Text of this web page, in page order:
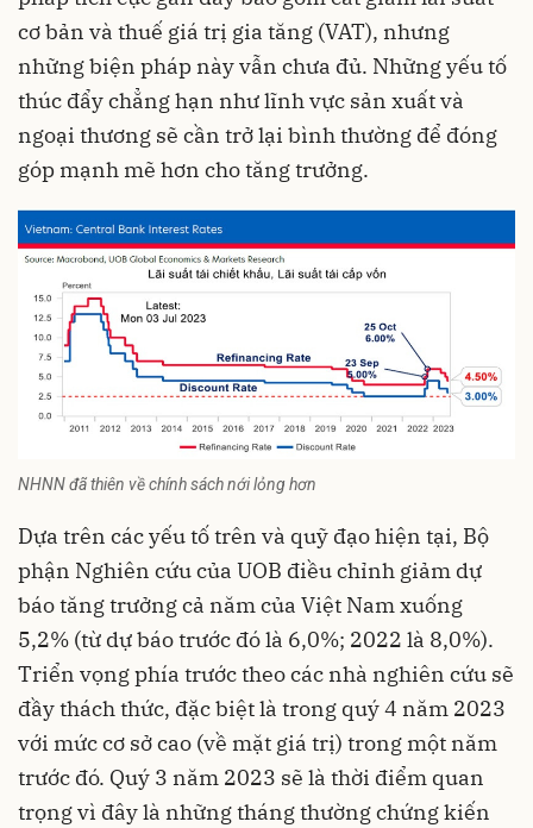
cơ bản và thuế giá trị gia tăng (VAT), nhưng
những biện pháp này vẫn chưa đủ. Những yếu tố
thúc đẩy chẳng hạn như lĩnh vực sản xuất và
ngoại thương sẽ cần trở lại bình thường để đóng
góp mạnh mẽ hơn cho tăng trưởng.
NHNN đã thiên về chính sách nới lỏng hơn
Dựa trên các yếu tố trên và quỹ đạo hiện tại, Bộ
phận Nghiên cứu của UOB điều chỉnh giảm dự
báo tăng trưởng cả năm của Việt Nam xuống
5,2% (từ dự báo trước đó là 6,0%; 2022 là 8,0%).
Triển vọng phía trước theo các nhà nghiên cứu sẽ
đầy thách thức, đặc biệt là trong quý 4 năm 2023
với mức cơ sở cao (về mặt giá trị) trong một năm
trước đó. Quý 3 năm 2023 sẽ là thời điểm quan
trọng vì đây là những tháng thường chứng kiến